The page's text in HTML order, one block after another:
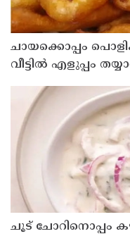
ചായക്കൊപ്പം
വീട്ടിൽ എളുപ്പം
ചൂട് ചോറിനൊപ്പം